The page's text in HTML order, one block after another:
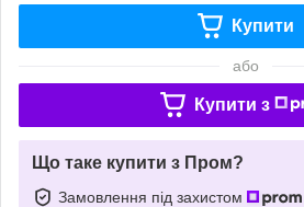
Купити
або
Купити з
Що таке купити з Пром?
Замовлення під захистом